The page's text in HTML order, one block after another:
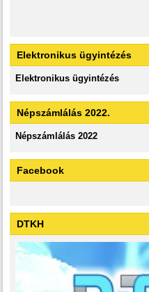
Elektronikus ügyintézés
Elektronikus ügyintézés
Népszámlálás 2022.
Népszámlálás 2022
Facebook
DTKH